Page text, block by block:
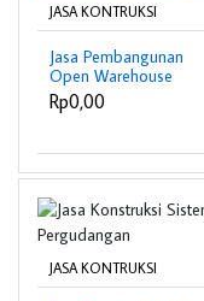
JASA KONTRUKSI
Jasa Pembangunan
Open Warehouse
Rp0,00
JASA KONTRUKSI